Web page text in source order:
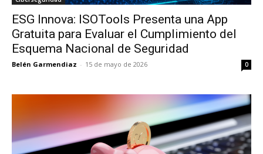
ESG Innova: ISOTools Presenta una App
Gratuita para Evaluar el Cumplimiento del
Esquema Nacional de Seguridad
Belén Garmendiaz - 15 de mayo de 2026 0